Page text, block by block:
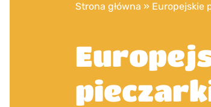
Strona główna » Europejskie